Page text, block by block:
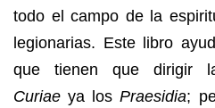
todo el campo de la
legionarias. Este libro
que tienen que dirigir
Curiae ya losPraesidia;